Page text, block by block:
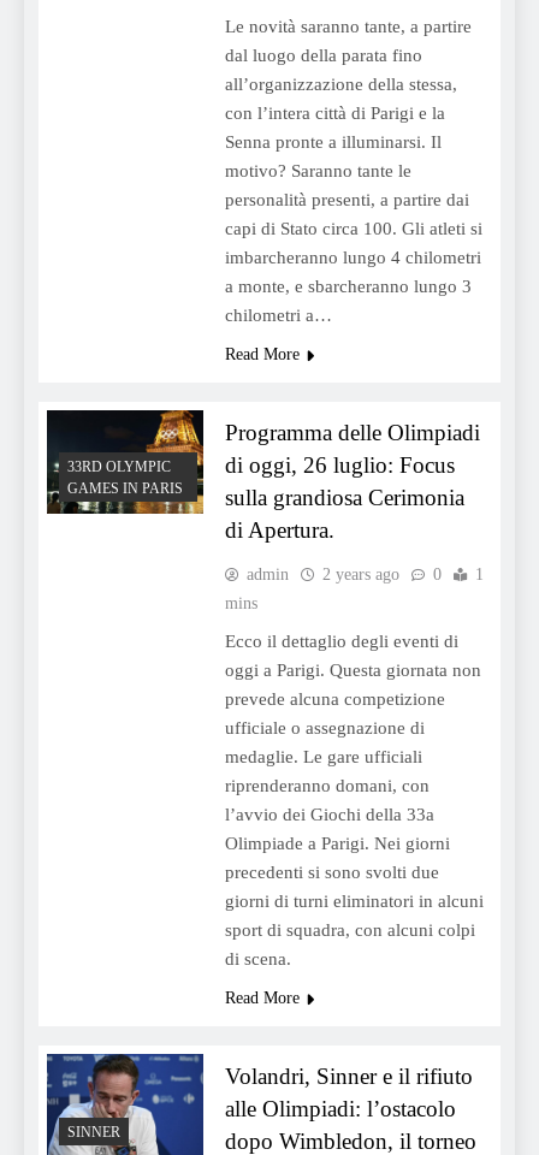
Le novità saranno tante, a partire
dal luogo della parata fino
all’organizzazione della stessa,
con l’intera città di Parigi e la
Senna pronte a illuminarsi. Il
motivo? Saranno tante le
personalità presenti, a partire dai
capi di Stato circa 100. Gli atleti si
imbarcheranno lungo 4 chilometri
a monte, e sbarcheranno lungo 3
chilometri a…
Read More
33RD OLYMPIC
GAMES IN PARIS
Programma delle Olimpiadi
di oggi, 26 luglio: Focus
sulla grandiosa Cerimonia
di Apertura.
admin 2 years ago 0
1
mins
Ecco il dettaglio degli eventi di
oggi a Parigi. Questa giornata non
prevede alcuna competizione
ufficiale o assegnazione di
medaglie. Le gare ufficiali
riprenderanno domani, con
l’avvio dei Giochi della 33a
Olimpiade a Parigi. Nei giorni
precedenti si sono svolti due
giorni di turni eliminatori in alcuni
sport di squadra, con alcuni colpi
di scena.
Read More
SINNER
Volandri, Sinner e il rifiuto
alle Olimpiadi: l’ostacolo
dopo Wimbledon, il torneo